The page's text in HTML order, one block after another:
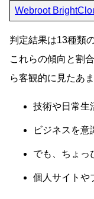
Webroot
判定結果は13種類
これらの傾向と割
ら客観的に見たあ
技術や日常
ビジネスを
でも、ちょ
個人サイトや